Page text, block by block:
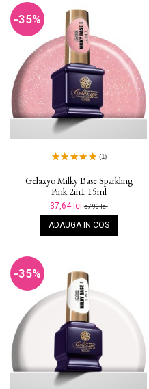
-35%
(1)
Gelaxyo Milky Base Sparkling
Pink 2in1 15ml
37,64 lei57,90 lei
ADAUGA IN COS
-35%